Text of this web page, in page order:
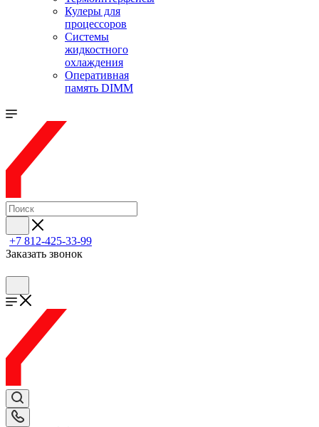
Кулеры для
процессоров
Системы
жидкостного
охлаждения
Оперативная
память DIMM
+7 812-425-33-99
Заказать звонок